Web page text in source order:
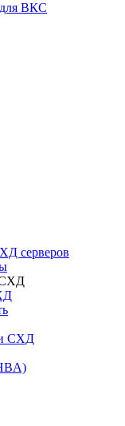
для ВКС
серверов
и СХД